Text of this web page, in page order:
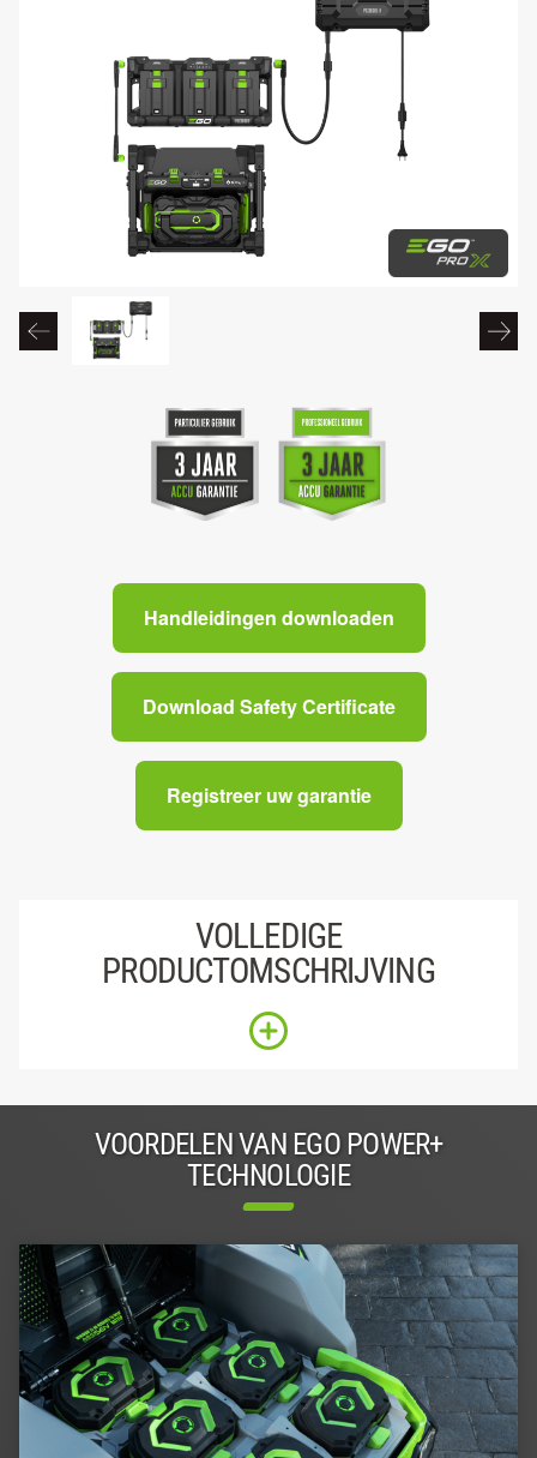
Handleidingen downloaden
Download Safety Certificate
Registreer uw garantie
VOLLEDIGE
PRODUCTOMSCHRIJVING
VOORDELEN VAN EGO POWER+
TECHNOLOGIE